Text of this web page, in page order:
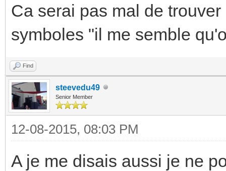
Ca serai pas mal de
symboles "il me semble
Find
steevedu49
Senior Member
12-08-2015, 08:03 PM
A je me disais aussi je ne